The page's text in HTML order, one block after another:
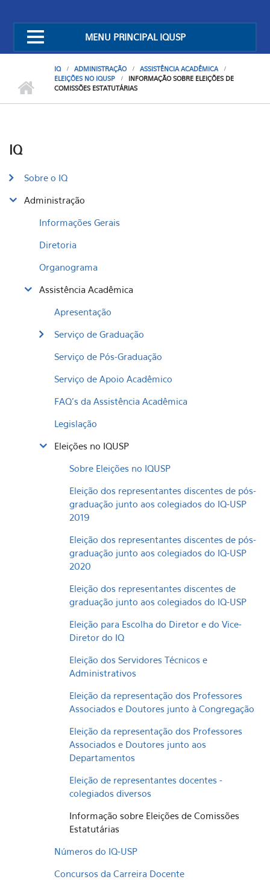
MENU PRINCIPAL IQUSP
IQ ADMINISTRAÇÃO
ASSISTÊNCIA ACADÊMICA
ELEIÇÕES NO IQUSP
INFORMAÇÃO SOBRE ELEIÇÕES DE
COMISSÕES ESTATUTÁRIAS
IQ
Sobre o IQ
Administração
Informações Gerais
Diretoria
Organograma
Assistência Acadêmica
Apresentação
Serviço de Graduação
Serviço de Pós-Graduação
Serviço de Apoio Acadêmico
FAQ's da Assistência Acadêmica
Legislação
Eleições no IQUSP
Sobre Eleições no IQUSP
Eleição dos representantes discentes de pós-
graduação junto aos colegiados do IQ-USP
2019
Eleição dos representantes discentes de pós-
graduação junto aos colegiados do IQ-USP
2020
Eleição dos representantes discentes de
graduação junto aos colegiados do IQ-USP
Eleição para Escolha do Diretor e do Vice-
Diretor do IQ
Eleição dos Servidores Técnicos e
Administrativos
Eleição da representação dos Professores
Associados e Doutores junto à Congregação
Eleição da representação dos Professores
Associados e Doutores junto aos
Departamentos
Eleição de representantes docentes -
colegiados diversos
Informação sobre Eleições de Comissões
Estatutárias
Números do IQ-USP
Concursos da Carreira Docente